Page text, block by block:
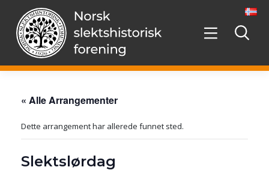
videre
innholdet
« Alle Arrangementer
Dette arrangement har allerede funnet sted.
Slektslørdag